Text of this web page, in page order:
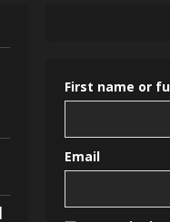
First name or
Email